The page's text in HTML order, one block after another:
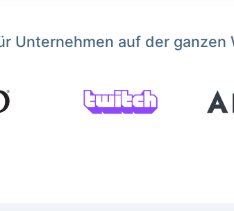
Unternehmen auf der ganzen